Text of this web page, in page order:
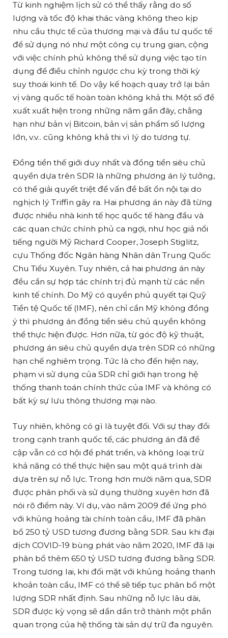
Từ kinh nghiệm lịch sử có thể thấy rằng do số
lượng và tốc độ khai thác vàng không theo kịp
nhu cầu thực tế của thương mại và đầu tư quốc tế
để sử dụng nó như một công cụ trung gian, cộng
với việc chính phủ không thể sử dụng việc tạo tín
dụng để điều chỉnh ngược chu kỳ trong thời kỳ
suy thoái kinh tế. Do vậy kế hoạch quay trở lại bản
vị vàng quốc tế hoàn toàn không khả thi. Một số đề
xuất xuất hiện trong những năm gần đây, chẳng
hạn như bản vị Bitcoin, bản vị sản phẩm số lượng
lớn, v.v.. cũng không khả thi vì lý do tương tự.
Đồng tiền thế giới duy nhất và đồng tiền siêu chủ
quyền dựa trên SDR là những phương án lý tưởng,
có thể giải quyết triệt để vấn đề bất ổn nội tại do
nghịch lý Triffin gây ra. Hai phương án này đã từng
được nhiều nhà kinh tế học quốc tế hàng đầu và
các quan chức chính phủ ca ngợi, như học giả nổi
tiếng người Mỹ Richard Cooper, Joseph Stiglitz,
cựu Thống đốc Ngân hàng Nhân dân Trung Quốc
Chu Tiểu Xuyên. Tuy nhiên, cả hai phương án này
đều cần sự hợp tác chính trị đủ mạnh từ các nền
kinh tế chính. Do Mỹ có quyền phủ quyết tại Quỹ
Tiền tệ Quốc tế (IMF), nên chỉ cần Mỹ không đồng
ý thì phương án đồng tiền siêu chủ quyền không
thể thực hiện được. Hơn nữa, từ góc độ kỹ thuật,
phương án siêu chủ quyền dựa trên SDR có những
hạn chế nghiêm trọng. Tức là cho đến hiện nay,
phạm vi sử dụng của SDR chỉ giới hạn trong hệ
thống thanh toán chính thức của IMF và không có
bất kỳ sự lưu thông thương mại nào.
Tuy nhiên, không có gì là tuyệt đối. Với sự thay đổi
trong cạnh tranh quốc tế, các phương án đã đề
cập vẫn có cơ hội để phát triển, và không loại trừ
khả năng có thể thực hiện sau một quá trình dài
dựa trên sự nỗ lực. Trong hơn mười năm qua, SDR
được phân phối và sử dụng thường xuyên hơn đã
nói rõ điểm này. Ví dụ, vào năm 2009 để ứng phó
với khủng hoảng tài chính toàn cầu, IMF đã phân
bổ 250 tỷ USD tương đương bằng SDR. Sau khi đại
dịch COVID-19 bùng phát vào năm 2020, IMF đã lại
phân bổ thêm 650 tỷ USD tương đương bằng SDR.
Trong tương lai, khi đối mặt với khủng hoảng thanh
khoản toàn cầu, IMF có thể sẽ tiếp tục phân bổ một
lượng SDR nhất định. Sau những nỗ lực lâu dài,
SDR được kỳ vọng sẽ dần dần trở thành một phần
quan trọng của hệ thống tài sản dự trữ đa nguyên.